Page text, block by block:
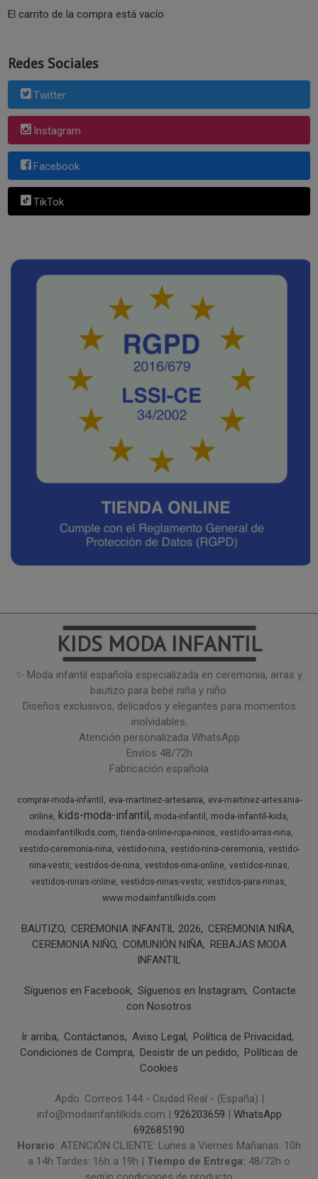
El carrito de la compra está vacío
Redes Sociales
Twitter
Instagram
Facebook
TikTok
━━━━━━━━━━━━━━━
KIDS MODA INFANTIL
━━━━━━━━━━━━━━━
✨ Moda infantil española especializada en ceremonia, arras y
bautizo para bebé niña y niño.
Diseños exclusivos, delicados y elegantes para momentos
inolvidables.
Atención personalizada WhatsApp
Envíos 48/72h
Fabricación española
comprar-moda-infantil eva-martinez-artesania
eva-martinez-artesania-
online kids-moda-infantil moda-infantil
moda-infantil-kids
modainfantilkids.com tienda-online-ropa-ninos vestido-arras-nina
vestido-ceremonia-nina vestido-nina vestido-nina-ceremonia vestido-
nina-vestir vestidos-de-nina vestidos-nina-online vestidos-ninas
vestidos-ninas-online vestidos-ninas-vestir vestidos-para-ninas
www.modainfantilkids.com
BAUTIZO CEREMONIA INFANTIL 2026
CEREMONIA NIÑA
CEREMONIA NIÑO COMUNIÓN NIÑA REBAJAS MODA
INFANTIL
Síguenos en Facebook Síguenos en Instagram
Contacte
con Nosotros
Ir arriba Contáctanos Aviso Legal
Política de Privacidad
Condiciones de Compra
Desistir de un pedido
Políticas de
Cookies
Apdo. Correos 144 - Ciudad Real - (España) |
info@modainfantilkids.com | 926203659 | WhatsApp
692685190
Horario: ATENCIÓN CLIENTE: Lunes a Viernes Mañanas: 10h
a 14h Tardes: 16h a 19h | Tiempo de Entrega: 48/72h o